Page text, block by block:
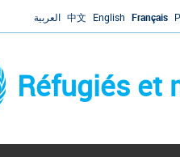
العربية 中文 English Français
Réfugiés et